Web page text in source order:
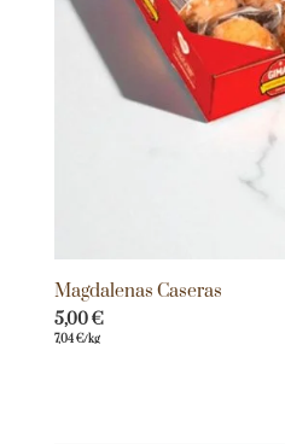
Magdalenas Caseras
5,00€
7,04€/kg